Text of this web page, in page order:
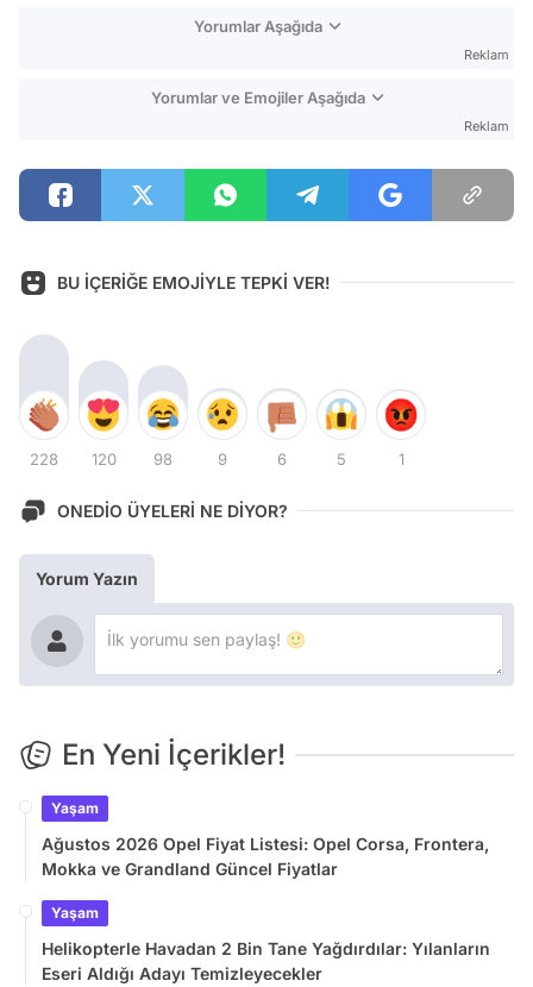
Yorumlar Aşağıda
Reklam
Yorumlar ve Emojiler Aşağıda
Reklam
BU İÇERİĞE EMOJİYLE TEPKİ VER!
228 120 98 9 6 5 1
ONEDİO ÜYELERİ NE DİYOR?
Yorum Yazın
En Yeni İçerikler!
Yaşam
Ağustos 2026 Opel Fiyat Listesi: Opel Corsa, Frontera,
Mokka ve Grandland Güncel Fiyatlar
Yaşam
Helikopterle Havadan 2 Bin Tane Yağdırdılar: Yılanların
Eseri Aldığı Adayı Temizleyecekler